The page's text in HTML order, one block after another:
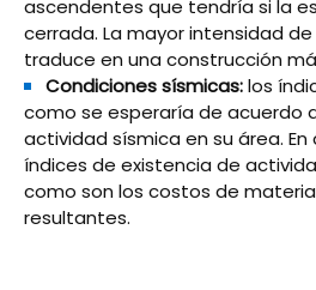
ascendentes que tendría si la
cerrada. La mayor intensidad
traduce en una construcción
Condiciones sísmicas:los
como se esperaría de acuerdo
actividad sísmica en su área.
índices de existencia de
como son los costos de
resultantes.